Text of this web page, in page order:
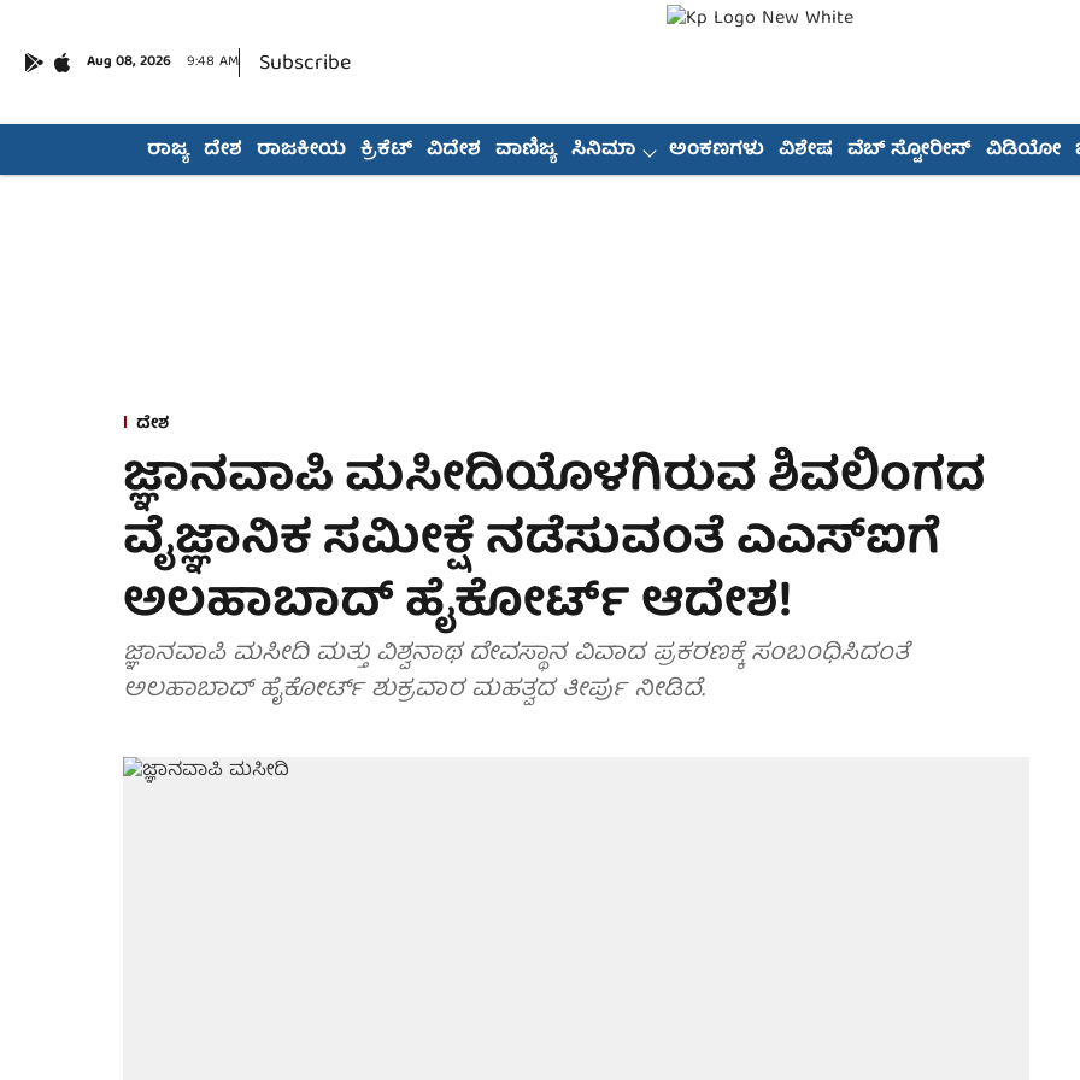
Aug 08, 2026 9:48 AM Subscribe
ರಾಜ್ಯ ದೇಶ ರಾಜಕೀಯ ಕ್ರಿಕೆಟ್ ವಿದೇಶ ವಾಣಿಜ್ಯ ಸಿನಿಮಾ ಅಂಕಣಗಳು ವಿಶೇಷ ವೆಬ್ ಸ್ಟೋರೀಸ್ ವಿಡಿಯೋ
ದೇಶ
ಜ್ಞಾನವಾಪಿ ಮಸೀದಿಯೊಳಗಿರುವ ಶಿವಲಿಂಗದ
ವೈಜ್ಞಾನಿಕ ಸಮೀಕ್ಷೆ ನಡೆಸುವಂತೆ ಎಎಸ್‌ಐಗೆ
ಅಲಹಾಬಾದ್ ಹೈಕೋರ್ಟ್ ಆದೇಶ!
ಜ್ಞಾನವಾಪಿ ಮಸೀದಿ ಮತ್ತು ವಿಶ್ವನಾಥ ದೇವಸ್ಥಾನ ವಿವಾದ ಪ್ರಕರಣಕ್ಕೆ ಸಂಬಂಧಿಸಿದಂತೆ
ಅಲಹಾಬಾದ್ ಹೈಕೋರ್ಟ್ ಶುಕ್ರವಾರ ಮಹತ್ವದ ತೀರ್ಪು ನೀಡಿದೆ.